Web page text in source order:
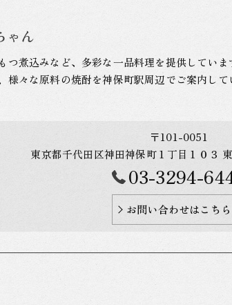
ゃん
つ煮込みなど、多彩な一品料理を提供してい
様々な原料の焼酎を神保町駅周辺でご案内して
〒101-0051
東京都千代田区神田神保町１丁目１０３
03-3294-
お問い合わせはこちら